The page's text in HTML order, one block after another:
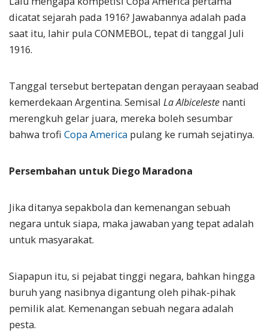
dicatat sejarah pada 1916? Jawabannya adalah pada
saat itu, lahir pula CONMEBOL, tepat di tanggal Juli
1916.
Tanggal tersebut bertepatan dengan perayaan seabad
kemerdekaan Argentina. Semisal La Albiceleste nanti
merengkuh gelar juara, mereka boleh sesumbar
bahwa trofi Copa America pulang ke rumah sejatinya.
Persembahan untuk Diego Maradona
Jika ditanya sepakbola dan kemenangan sebuah
negara untuk siapa, maka jawaban yang tepat adalah
untuk masyarakat.
Siapapun itu, si pejabat tinggi negara, bahkan hingga
buruh yang nasibnya digantung oleh pihak-pihak
pemilik alat. Kemenangan sebuah negara adalah
pesta.